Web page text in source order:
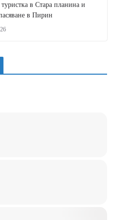
туристка в Стара планина и
в Пирин